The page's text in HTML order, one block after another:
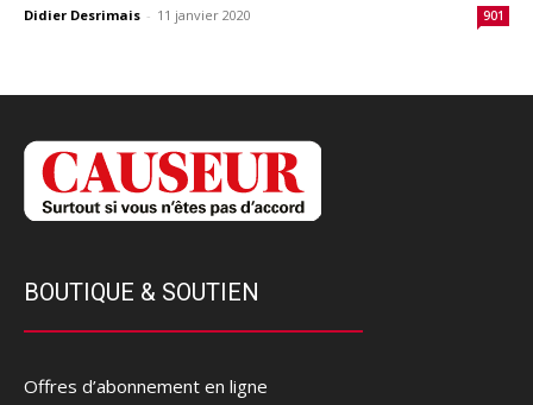
Didier Desrimais - 11 janvier 2020 901
BOUTIQUE & SOUTIEN
Offres d’abonnement en ligne